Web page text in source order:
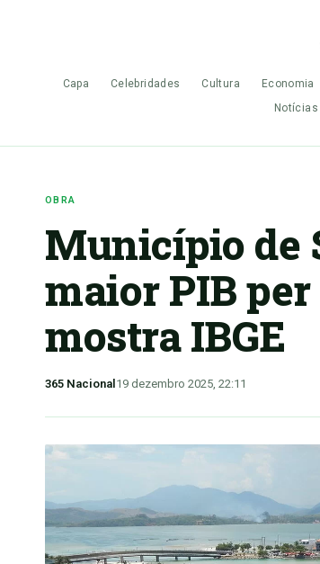
Capa Celebridades Cultura Economia
OBRA
Município de
maior PIB per
mostra IBGE
365 Nacional 19 dezembro 2025, 22:11